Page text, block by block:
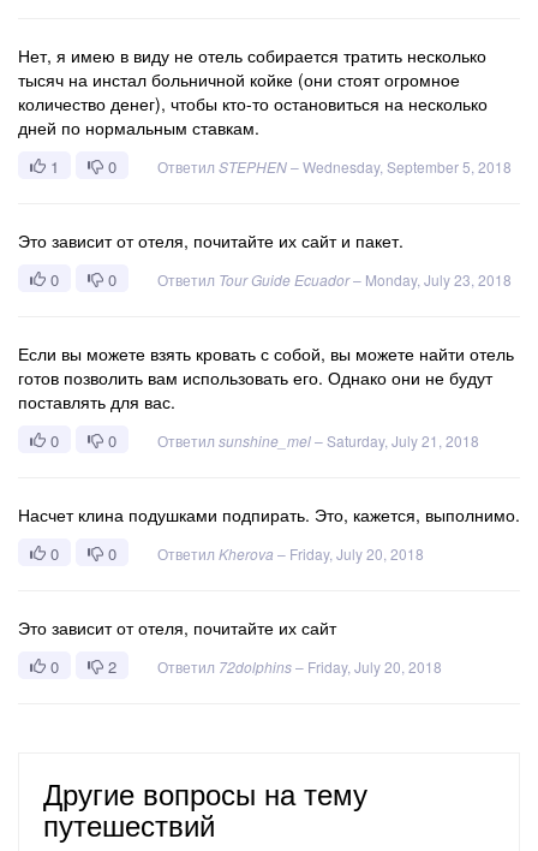
Нет, я имею в виду не отель собирается тратить несколько
тысяч на инстал больничной койке (они стоят огромное
количество денег), чтобы кто-то остановиться на несколько
дней по нормальным ставкам.
1 0 Ответил STEPHEN–Wednesday, September 5, 2018
Это зависит от отеля, почитайте их сайт и пакет.
0 0 Ответил Tour Guide Ecuador– Monday, July 23, 2018
Если вы можете взять кровать с собой, вы можете найти отель
готов позволить вам использовать его. Однако они не будут
поставлять для вас.
0 0 Ответил sunshine_mel–Saturday, July 21, 2018
Насчет клина подушками подпирать. Это, кажется, выполнимо.
0 0 Ответил Kherova – Friday, July 20, 2018
Это зависит от отеля, почитайте их сайт
0 2 Ответил 72dolphins– Friday, July 20, 2018
Другие вопросы на тему
путешествий